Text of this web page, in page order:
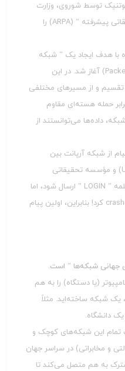
توسط شوروی، وزارت
دفاع آمریکا ” آژانس پروژه‌های تحقیقاتی پیشرفته ” (ARPA) را
با هدف ایجاد یک ” شبکه
سوئیچینگ بسته‌ای ” (Packet Switching) آغاز شد. در این
و از مسیرهای مختلفی
حمله هسته‌ای مقاوم
داده‌ها می‌توانستند از
از شبکه آرپانت بین
دانشگاه کالیفرنیا لس آنجلس (UCLA) و مؤسسه تحقیقاتی
استنفورد (SRI) ارسال شد. قرار بود کلمه ” LOGIN ” ارسال شود، اما
پس از حروف “L” و “O” سیستم crashed کرد! بنابراین، اولین پیام
جهانی شبکه‌ها ” است.
(یا دستگاه) را به هم
یک شبکه ساخته‌اید. مثلاً
دانشگاه.
تمام این شبکه‌های کوچک و
و مخابراتی) در سراسر جهان
به هم متصل می‌کند تا